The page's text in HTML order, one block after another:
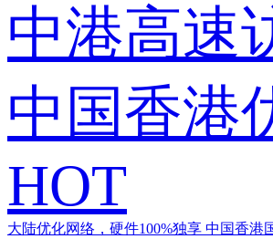
中港高速
中国香港
HOT
大陆优化网络，硬件100%独享 中国香港